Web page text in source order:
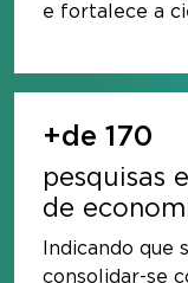
e fortalece a
+de 170
pesquisas
de
Indicando que
consolidar-se